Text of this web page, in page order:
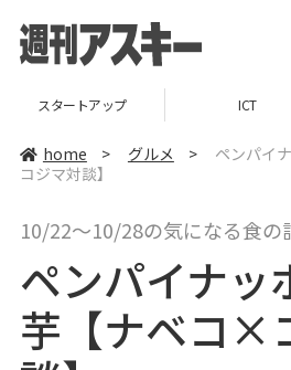
スタートアップ ICT
home > グルメ >
ペンパイ
コジマ対談】
10/22〜10/28の気になる食の
ペンパイナッ
芋【ナベコ×